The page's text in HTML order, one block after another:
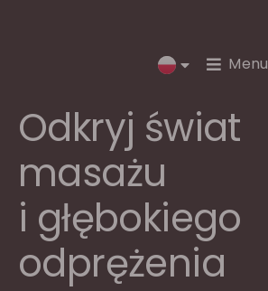
Menu
Odkryj świat
masażu
i głębokiego
odprężenia